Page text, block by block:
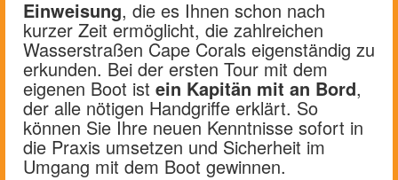
Einweisung, die es Ihnen schon nach
kurzer Zeit ermöglicht, die zahlreichen
Wasserstraßen Cape Corals eigenständig zu
erkunden. Bei der ersten Tour mit dem
eigenen Boot ist ein Kapitän mit an Bord,
der alle nötigen Handgriffe erklärt. So
können Sie Ihre neuen Kenntnisse sofort in
die Praxis umsetzen und Sicherheit im
Umgang mit dem Boot gewinnen.